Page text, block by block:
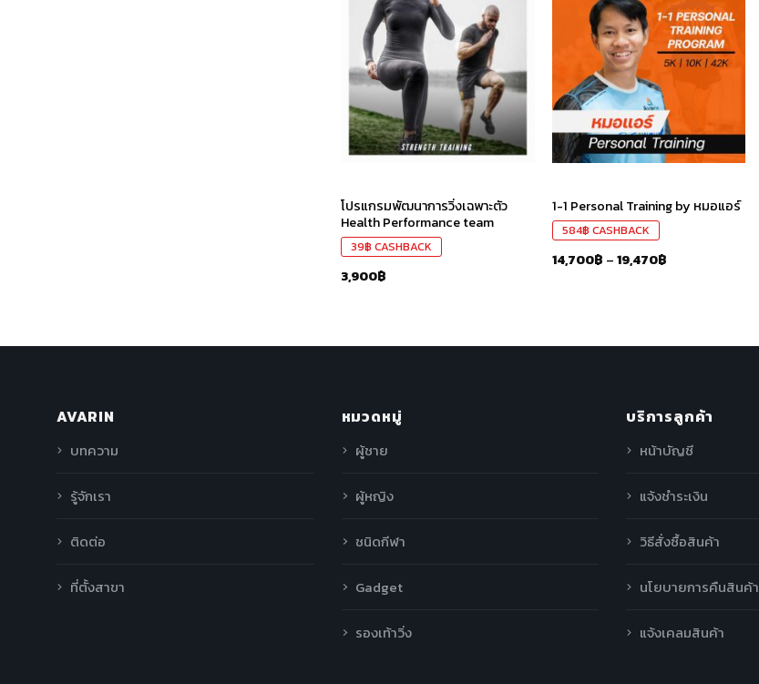
ที่ชอบ
โปรแกรมพัฒนาการวิ่งเฉพาะตัว
Health Performance team
39฿ CASHBACK
3,900฿
เก็บ
ใน
สินค้า
ที่ชอบ
1-1 Personal Training by หมอแอร์
584฿ CASHBACK
14,700฿ –19,470฿
AVARIN
บทความ
รู้จักเรา
ติดต่อ
ที่ตั้งสาขา
หมวดหมู่
ผู้ชาย
ผู้หญิง
ชนิดกีฬา
Gadget
รองเท้าวิ่ง
บริการลูกค้า
หน้าบัญชี
แจ้งชำระเงิน
วิธีสั่งซื้อสินค้า
นโยบายการคืนสินค้า
แจ้งเคลมสินค้า